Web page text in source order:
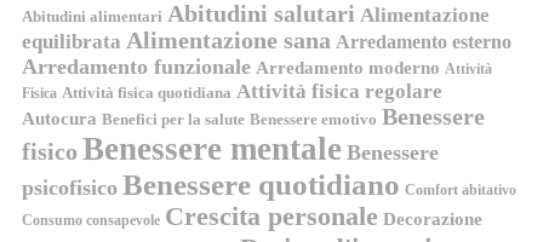
Abitudini alimentari Abitudini salutari Alimentazione
equilibrata Alimentazione sana Arredamento esterno
Arredamento funzionale Arredamento moderno Attività
Fisica Attività fisica quotidiana Attività fisica regolare
Autocura Benefici per la salute Benessere emotivo Benessere
fisico Benessere mentale Benessere
psicofisico Benessere quotidiano Comfort abitativo
Consumo consapevole Crescita personale Decorazione